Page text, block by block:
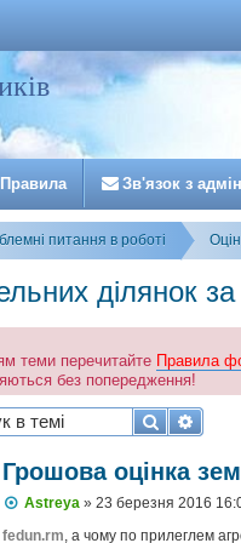
Правила Зв'язок з адмін
питання в роботі
ділянок
теми перечитайте Правила
без попередження!
Пошук
Грошова оцінка
П
в
Astreya »23 березня 2016
fedun.rm, а чому по прилеглем